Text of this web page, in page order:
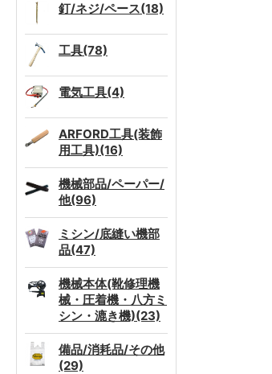
釘/ネジ/ペース(18)
工具(78)
電気工具(4)
ARFORD工具(装飾
用工具)(16)
機械部品/ペーパー/
他(96)
ミシン/底縫い機部
品(47)
機械本体(靴修理機
械・圧着機・八方ミ
シン・漉き機)(23)
備品/消耗品/その他
(29)